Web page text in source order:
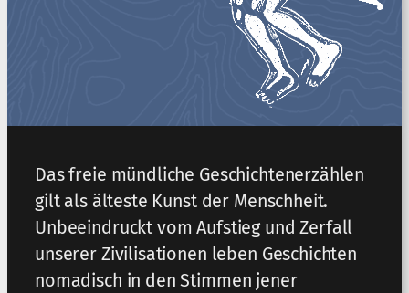
Das freie mündliche Geschichtenerzählen
gilt als älteste Kunst der Menschheit.
Unbeeindruckt vom Aufstieg und Zerfall
unserer Zivilisationen leben Geschichten
nomadisch in den Stimmen jener